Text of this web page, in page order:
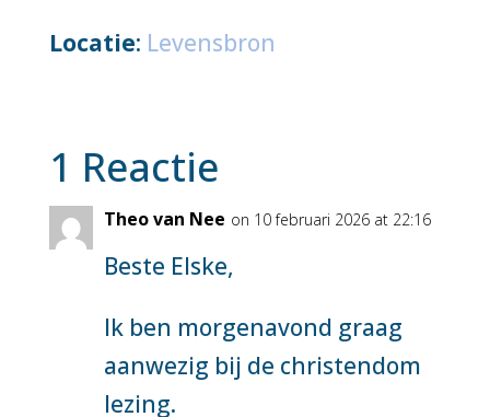
Locatie: Levensbron
1 Reactie
Theo van Nee on 10 februari 2026 at 22:16
Beste Elske,
Ik ben morgenavond graag
aanwezig bij de christendom
lezing.